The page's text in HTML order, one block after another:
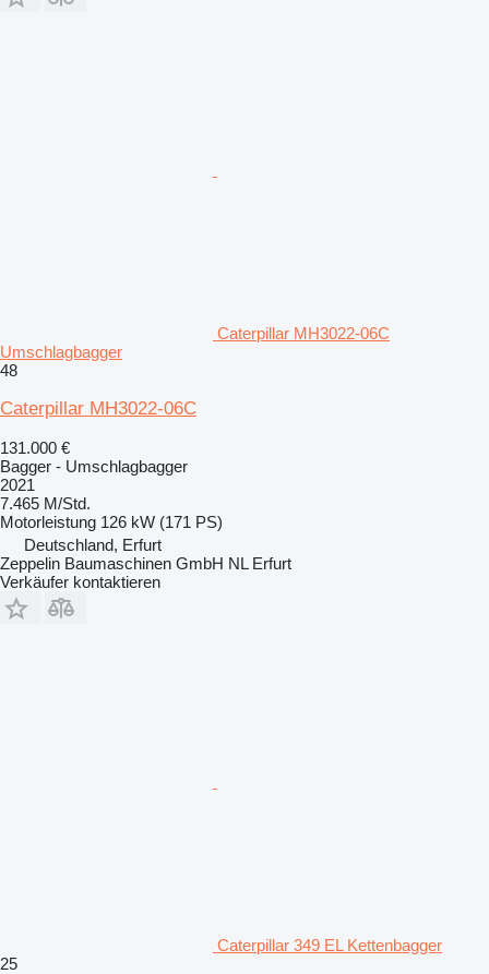
Caterpillar MH3022-06C
Umschlagbagger
48
Caterpillar MH3022-06C
131.000 €
Bagger - Umschlagbagger
2021
7.465 M/Std.
Motorleistung 126 kW (171 PS)
Deutschland, Erfurt
Zeppelin Baumaschinen GmbH NL Erfurt
Verkäufer kontaktieren
Caterpillar 349 EL Kettenbagger
25